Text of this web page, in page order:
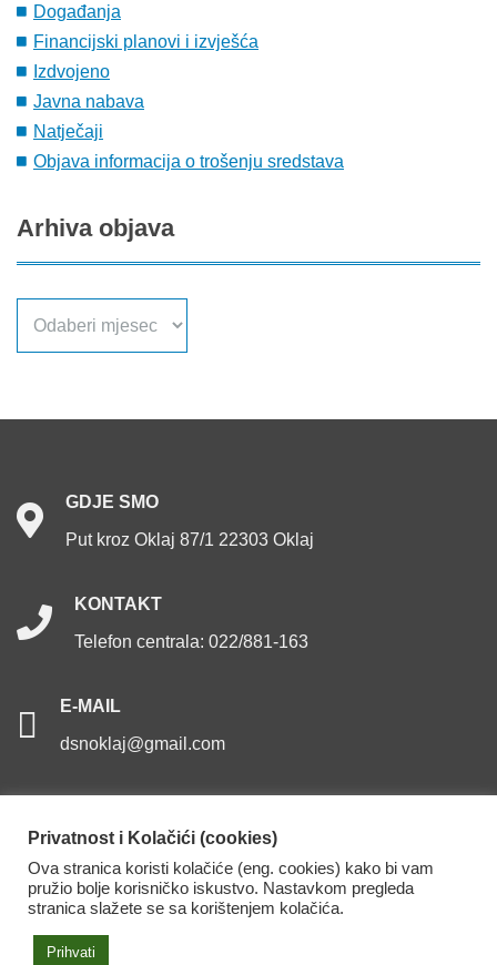
Događanja
Financijski planovi i izvješća
Izdvojeno
Javna nabava
Natječaji
Objava informacija o trošenju sredstava
Arhiva objava
GDJE SMO
Put kroz Oklaj 87/1 22303 Oklaj
KONTAKT
Telefon centrala: 022/881-163
E-MAIL
dsnoklaj@gmail.com
Dom za starije osobe Oklaj. Sva prava pridržana.
Izjava o pristupačnosti
Privatnost i Kolačići (cookies)
Ova stranica koristi kolačiće (eng. cookies) kako bi vam
pružio bolje korisničko iskustvo. Nastavkom pregleda
stranica slažete se sa korištenjem kolačića.
Prihvati